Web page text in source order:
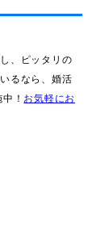
、ピッタリの
るなら、婚活
！ お気軽にお